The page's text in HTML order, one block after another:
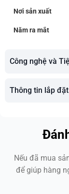
Nơi sản xuất
Năm ra mắt
Công nghệ và
Thông tin lắp đặt
Nếu đã mua
để giúp hàng